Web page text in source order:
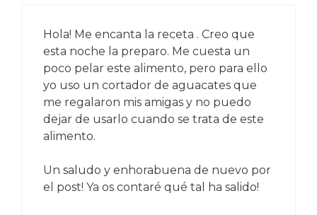
Hola! Me encanta la receta . Creo que
esta noche la preparo. Me cuesta un
poco pelar este alimento, pero para ello
yo uso un cortador de aguacates que
me regalaron mis amigas y no puedo
dejar de usarlo cuando se trata de este
alimento.
Un saludo y enhorabuena de nuevo por
el post! Ya os contaré qué tal ha salido!